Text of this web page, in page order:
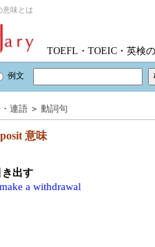
意味とは
TOEFL・TOEIC・英検
例文
連語 ＞ 動詞句
意味
き出す
make a withdrawal